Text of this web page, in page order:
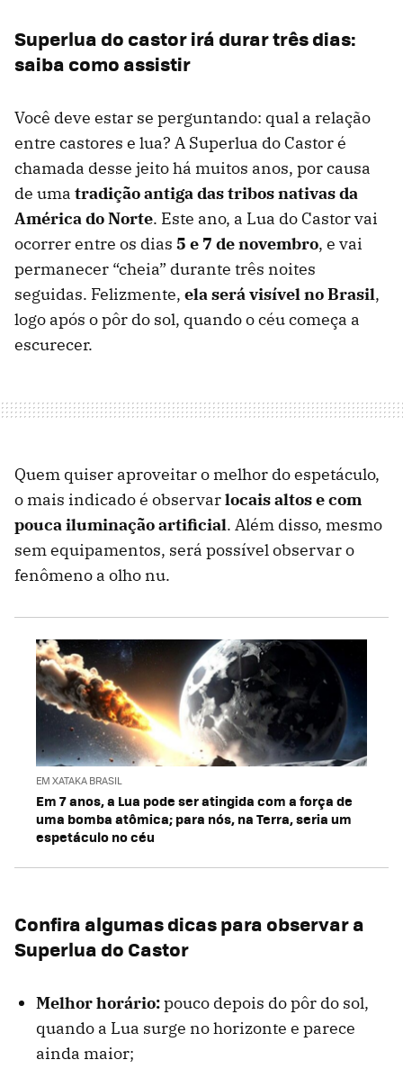
Superlua do castor irá durar três dias:
saiba como assistir
Você deve estar se perguntando: qual a relação
entre castores e lua? A Superlua do Castor é
chamada desse jeito há muitos anos, por causa
de uma tradição antiga das tribos nativas da
América do Norte. Este ano, a Lua do Castor vai
ocorrer entre os dias 5 e 7 de novembro, e vai
permanecer “cheia” durante três noites
seguidas. Felizmente, ela será visível no Brasil,
logo após o pôr do sol, quando o céu começa a
escurecer.
Quem quiser aproveitar o melhor do espetáculo,
o mais indicado é observarlocais altos e com
pouca iluminação artificial. Além disso, mesmo
sem equipamentos, será possível observar o
fenômeno a olho nu.
EM XATAKA BRASIL
Em 7 anos, a Lua pode ser atingida com a força de
uma bomba atômica; para nós, na Terra, seria um
espetáculo no céu
Confira algumas dicas para observar a
Superlua do Castor
Melhor horário:pouco depois do pôr do sol,
quando a Lua surge no horizonte e parece
ainda maior;